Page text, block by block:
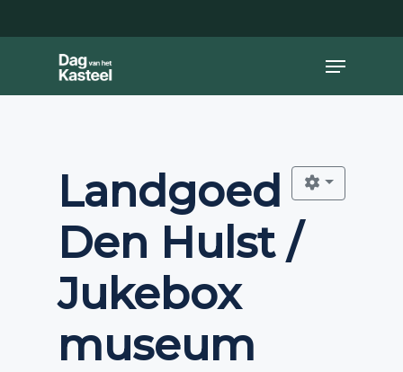
Menu
Landgoed
Den Hulst /
Jukebox
museum